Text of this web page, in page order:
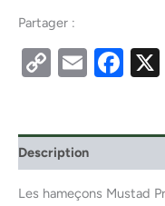
Partager :
CopyEmail
Description
Les hameçons Mustad